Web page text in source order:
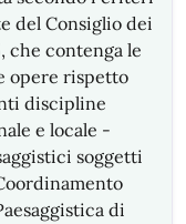
del Consiglio dei
che contenga le
opere rispetto
discipline
e locale -
soggetti
di